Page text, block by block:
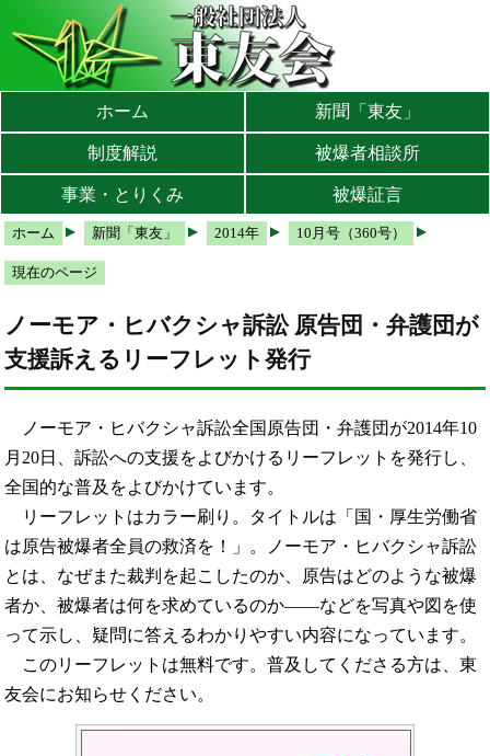
メインメニューへ
サブメニューへ
現在地ナビ（パンくずリスト）へ
ホーム 新聞「東友」
制度解説 被爆者相談所
事業・とりくみ 被爆証言
ホーム 新聞「東友」 2014年 10月号（360号）
現在のページ
ノーモア・ヒバクシャ訴訟 原告団・弁護団が
支援訴えるリーフレット発行
ノーモア・ヒバクシャ訴訟全国原告団・弁護団が2014年10
月20日、訴訟への支援をよびかけるリーフレットを発行し、
全国的な普及をよびかけています。
リーフレットはカラー刷り。タイトルは「国・厚生労働省
は原告被爆者全員の救済を！」。ノーモア・ヒバクシャ訴訟
とは、なぜまた裁判を起こしたのか、原告はどのような被爆
者か、被爆者は何を求めているのか――などを写真や図を使
って示し、疑問に答えるわかりやすい内容になっています。
このリーフレットは無料です。普及してくださる方は、東
友会にお知らせください。